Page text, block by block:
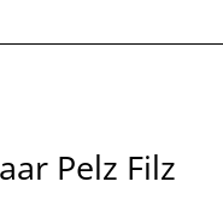
Pelz Filz